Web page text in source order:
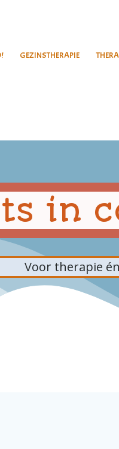
GEZINSTHERAPIE
in
Voor therapie